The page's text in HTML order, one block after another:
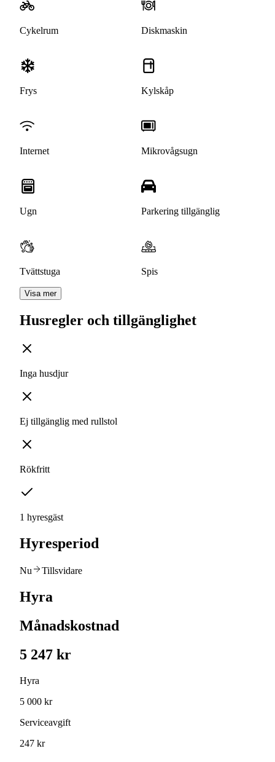
Cykelrum Diskmaskin
Frys Kylskåp
Internet Mikrovågsugn
Ugn Parkering tillgänglig
Tvättstuga Spis
Visa mer
Husregler och tillgänglighet
Inga husdjur
Ej tillgänglig med rullstol
Rökfritt
1 hyresgäst
Hyresperiod
Nu Tillsvidare
Hyra
Månadskostnad
5 247 kr
Hyra
5 000 kr
Serviceavgift
247 kr